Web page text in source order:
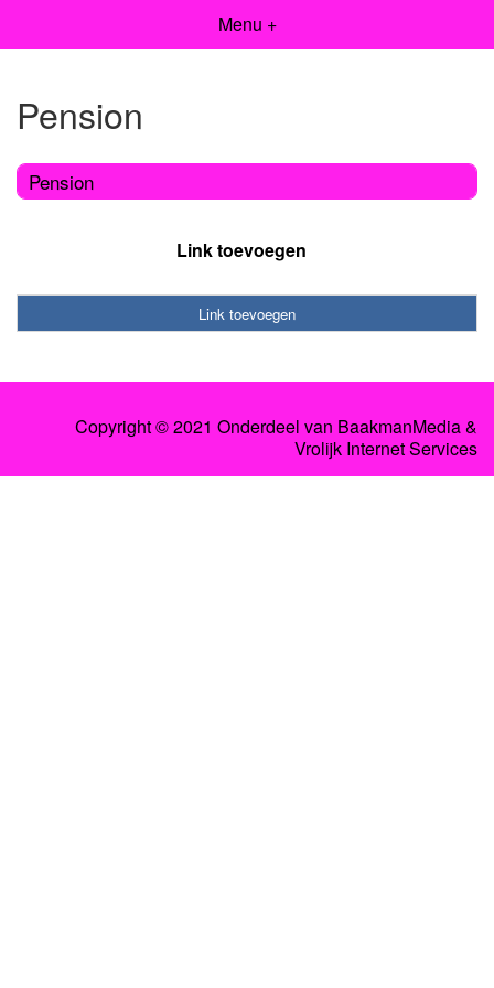
Menu +
Pension
Pension
Link toevoegen
Link toevoegen
Copyright © 2021 Onderdeel van BaakmanMedia&
Vrolijk Internet Services